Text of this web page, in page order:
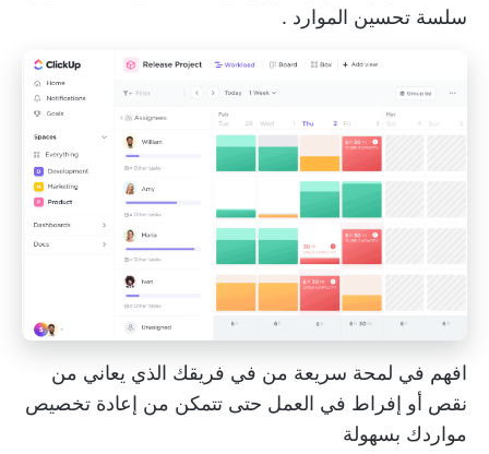
سلسة تحسين الموارد .
افهم في لمحة سريعة من في فريقك الذي يعاني من
نقص أو إفراط في العمل حتى تتمكن من إعادة تخصيص
مواردك بسهولة